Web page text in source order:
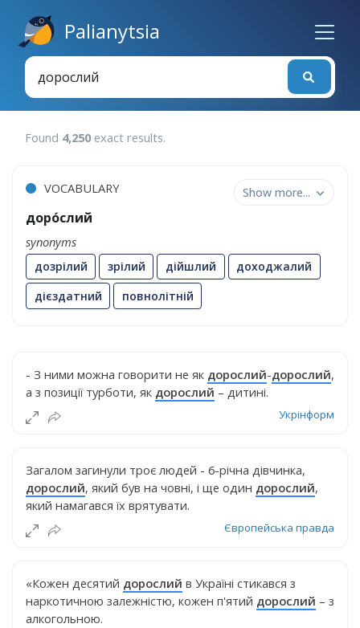
Palianytsia
Found 4,250 exact results.
VOCABULARY Show more...
доро́слий
synonyms
дозрілий зрілий дійшлий
доходжалий
дієздатний
повнолітній
- З ними можна говорити не як дорослий-дорослий,
а з позиції турботи, як дорослий – дитині.
Укрінформ
Загалом загинули троє людей - 6-річна дівчинка,
дорослий, який був на човні, і ще один дорослий,
який намагався їх врятувати.
Європейська правда
«Кожен десятий дорослий в Україні стикався з
наркотичною залежністю, кожен п'ятий дорослий – з
алкогольною.